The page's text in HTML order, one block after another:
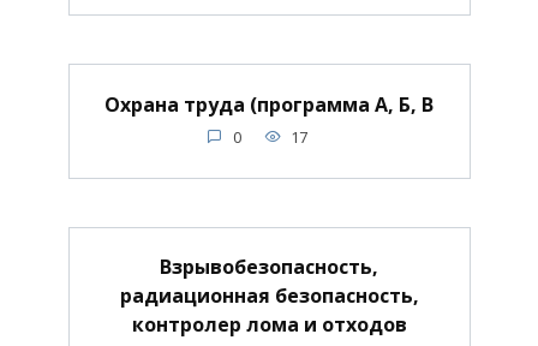
Охрана труда (программа А, Б, В
0 17
Взрывобезопасность,
радиационная безопасность,
контролер лома и отходов